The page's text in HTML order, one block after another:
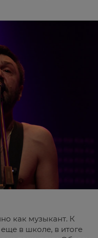
как музыкант. К
в школе, в итоге